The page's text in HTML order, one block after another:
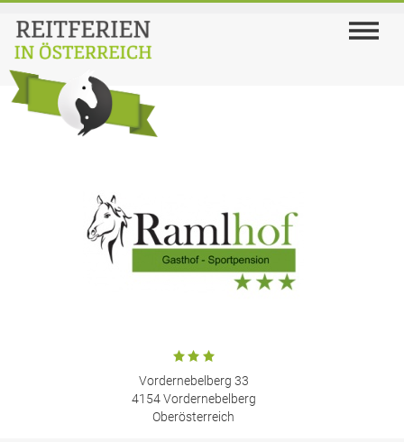
Vordernebelberg 33
4154 Vordernebelberg
Oberösterreich